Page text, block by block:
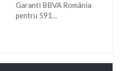
Garanti BBVA România
pentru 591…